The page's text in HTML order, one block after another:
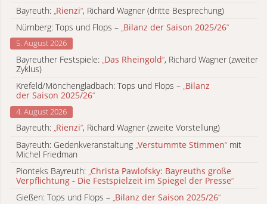
Bayreuth: Rienzi“, Richard Wagner (dritte Besprechung)
Nürnberg: Tops und Flops – Bilanz der Saison 2025/26“
5. August 2026
Bayreuther Festspiele: „Das Rheingold“, Richard Wagner (zweiter
Zyklus)
Krefeld/Mönchengladbach: Tops und Flops – „Bilanz
der Saison 2025/26“
4. August 2026
Bayreuth: „Rienzi“, Richard Wagner (zweite Vorstellung)
Bayreuth: Gedenkveranstaltung „Verstummte Stimmen“ mit
Michel Friedman
Pionteks Bayreuth: Christa Pawlofsky: Bayreuths große
Verpflichtung - Die Festspielzeit im Spiegel der Presse“
Gießen: Tops und Flops – „Bilanz der Saison 2025/26“